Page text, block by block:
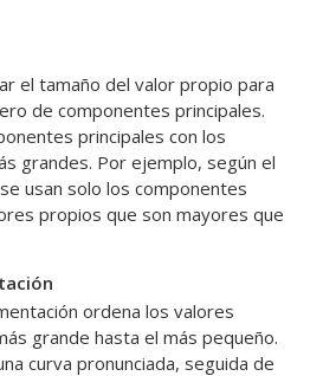
el tamaño del valor propio para
de componentes principales.
principales con los
grandes. Por ejemplo, según el
usan solo los componentes
propios que son mayores que
ordena los valores
grande hasta el más pequeño.
curva pronunciada, seguida de